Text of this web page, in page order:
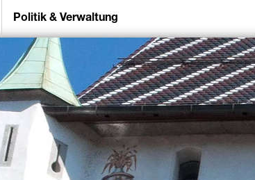
Politik & Verwaltung